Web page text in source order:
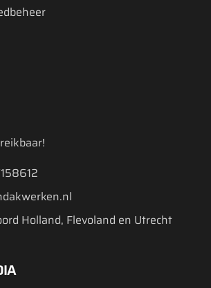
Holland, Flevoland en Utrecht